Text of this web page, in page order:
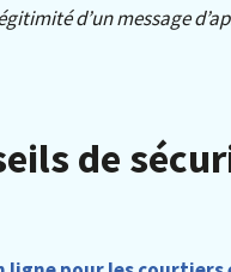
d’un message
de